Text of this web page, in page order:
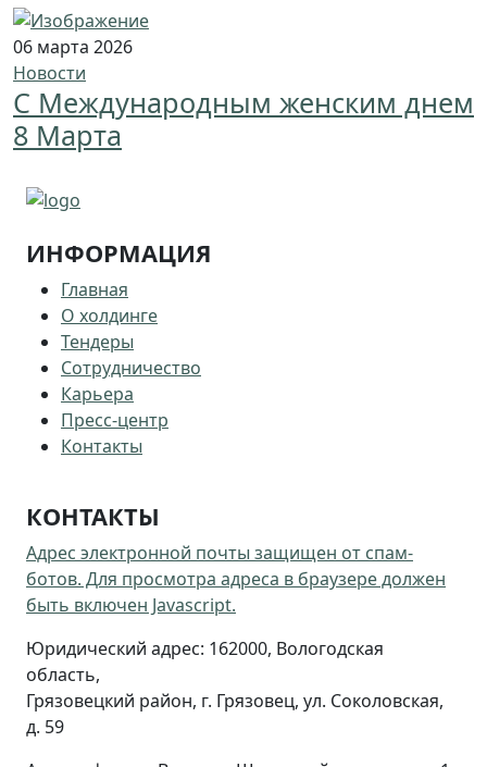
06 марта 2026
Новости
С Международным женским днем
8 Марта
ИНФОРМАЦИЯ
Главная
О холдинге
Тендеры
Сотрудничество
Карьера
Пресс-центр
Контакты
КОНТАКТЫ
Адрес электронной почты защищен от спам-
ботов. Для просмотра адреса в браузере должен
быть включен Javascript.
Юридический адрес: 162000, Вологодская
область,
Грязовецкий район, г. Грязовец, ул. Соколовская,
д. 59